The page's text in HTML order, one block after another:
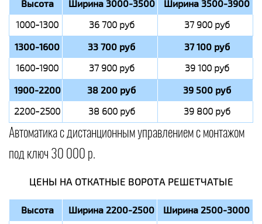
Высота Ширина 3000-3500 Ширина 3500-3900
1000-1300 36 700 руб 37 900 руб
1300-1600 33 700 руб 37 100 руб
1600-1900 37 900 руб 39 100 руб
1900-2200 38 200 руб 39 500 руб
2200-2500 38 600 руб 39 800 руб
Автоматика с дистанционным управлением с монтажом
под ключ 30 000 р.
ЦЕНЫ НА ОТКАТНЫЕ ВОРОТА РЕШЕТЧАТЫЕ
Высота Ширина 2200-2500 Ширина 2500-3000